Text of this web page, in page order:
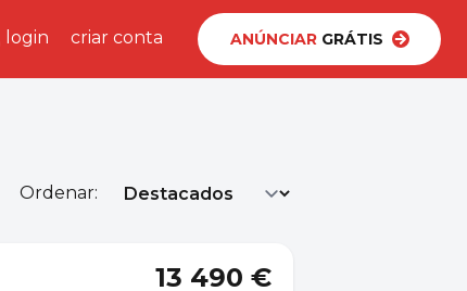
login criar conta ANÚNCIARGRÁTIS
Ordenar:
13 490 €